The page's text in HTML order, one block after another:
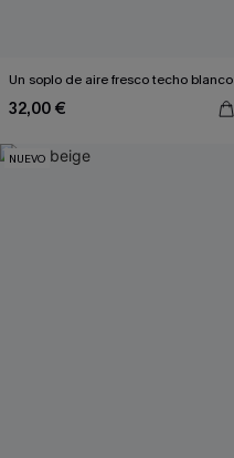
Un soplo de aire fresco techo blanco
32,00 €
NUEVO